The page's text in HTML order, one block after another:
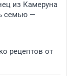
из Камеруна
семью —
рецептов от